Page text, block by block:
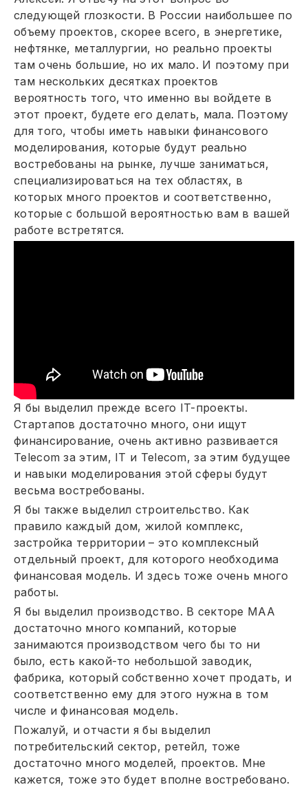
следующей глозкости. В России наибольшее по
объему проектов, скорее всего, в энергетике,
нефтянке, металлургии, но реально проекты
там очень большие, но их мало. И поэтому при
там нескольких десятках проектов
вероятность того, что именно вы войдете в
этот проект, будете его делать, мала. Поэтому
для того, чтобы иметь навыки финансового
моделирования, которые будут реально
востребованы на рынке, лучше заниматься,
специализироваться на тех областях, в
которых много проектов и соответственно,
которые с большой вероятностью вам в вашей
работе встретятся.
Я бы выделил прежде всего IT-проекты.
Стартапов достаточно много, они ищут
финансирование, очень активно развивается
Telecom за этим, IT и Telecom, за этим будущее
и навыки моделирования этой сферы будут
весьма востребованы.
Я бы также выделил строительство. Как
правило каждый дом, жилой комплекс,
застройка территории – это комплексный
отдельный проект, для которого необходима
финансовая модель. И здесь тоже очень много
работы.
Я бы выделил производство. В секторе МАА
достаточно много компаний, которые
занимаются производством чего бы то ни
было, есть какой-то небольшой заводик,
фабрика, который собственно хочет продать, и
соответственно ему для этого нужна в том
числе и финансовая модель.
Пожалуй, и отчасти я бы выделил
потребительский сектор, ретейл, тоже
достаточно много моделей, проектов. Мне
кажется, тоже это будет вполне востребовано.